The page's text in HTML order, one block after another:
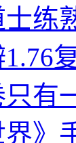
练
有
界